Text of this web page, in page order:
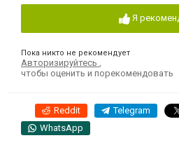
Я
Пока никто не рекомендует
Авторизируйтесь
чтобы оценить и порекомендовать
Reddit Telegram
WhatsApp